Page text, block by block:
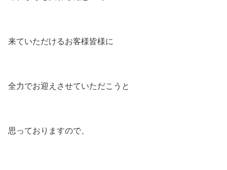
来ていただけるお客様皆様に
全力でお迎えさせていただこうと
思っておりますので、